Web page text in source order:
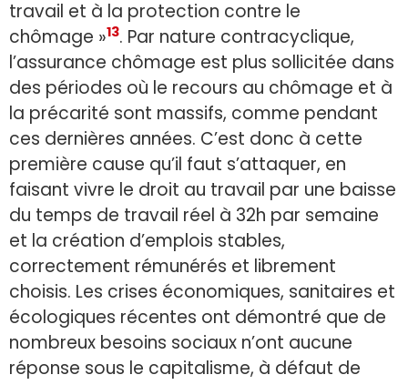
travail et à la protection contre le
chômage »13. Par nature contracyclique,
l’assurance chômage est plus sollicitée dans
des périodes où le recours au chômage et à
la précarité sont massifs, comme pendant
ces dernières années. C’est donc à cette
première cause qu’il faut s’attaquer, en
faisant vivre le droit au travail par une baisse
du temps de travail réel à 32h par semaine
et la création d’emplois stables,
correctement rémunérés et librement
choisis. Les crises économiques, sanitaires et
écologiques récentes ont démontré que de
nombreux besoins sociaux n’ont aucune
réponse sous le capitalisme, à défaut de